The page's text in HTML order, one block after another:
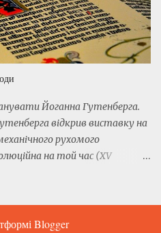
Звичайно, і в минулому
порушували сформований
винятковим, скандальним, а
Найменше: жінку-
не приймало всерйоз.
костюм і змінила своє
Роулінг та сестрам
щоб видавці звернули
Йоганна Гутенберга.
відкрив виставку на
рухомого
на той час (XV
нас не так багато точних
Майбутній
Blogger